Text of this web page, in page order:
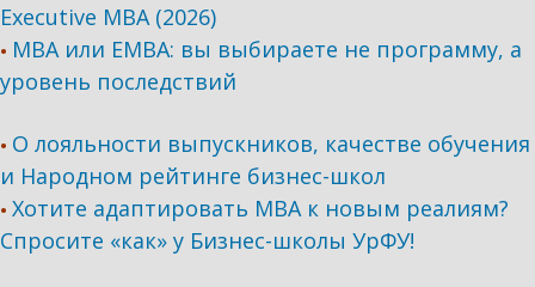
Executive MBA (2026)
• MBA или EMBA: вы выбираете не программу, а
уровень последствий
• О лояльности выпускников, качестве обучения
и Народном рейтинге бизнес-школ
•Хотите адаптировать МВА к новым реалиям?
Спросите «как» у Бизнес-школы УрФУ!